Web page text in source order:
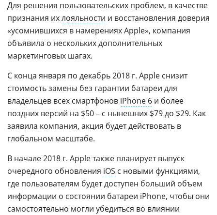
Для решения пользовательских проблем, в качестве
признания ихлояльности и восстановления доверия
«усомнившихся в намерениях Apple», компания
объявила о нескольких дополнительных
маркетинговых шагах.
С конца января по декабрь 2018 г. Apple снизит
стоимость замены без гарантии батареи для
владельцев всех смартфонов iPhone 6 и более
поздних версий на $50 – с нынешних $79 до $29. Как
заявила компания, акция будет действовать в
глобальном масштабе.
В начале 2018 г. Apple также планирует выпуск
очередного обновления iOS с новыми функциями,
где пользователям будет доступен больший объем
информации о состоянии батареи iPhone, чтобы они
самостоятельно могли убедиться во влиянии